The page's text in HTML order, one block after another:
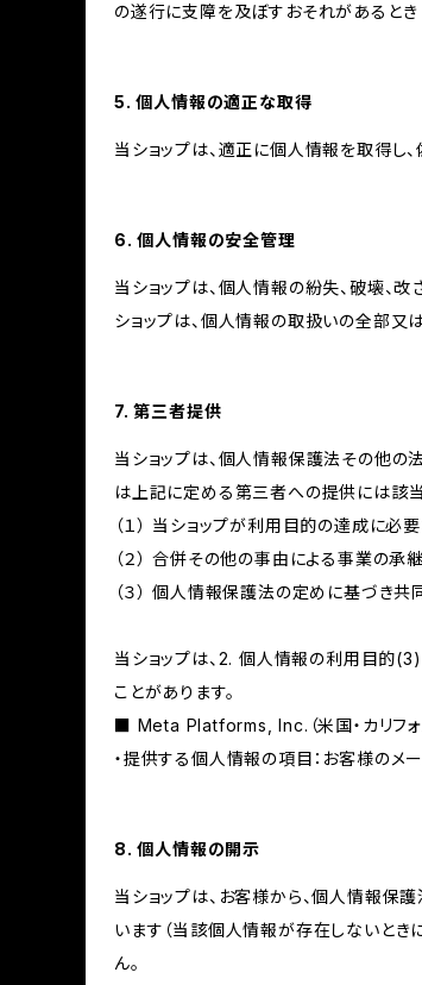
の遂行に支障を及ぼすおそれがあるとき
5. 個人情報の適正な取得
当ショップは、適正に個人情報を取得し
6. 個人情報の安全管理
当ショップは、個人情報の紛失、破壊、
ショップは、個人情報の取扱いの全部又
7. 第三者提供
当ショップは、個人情報保護法その他の
は上記に定める第三者への提供には該当
（１） 当ショップが利用目的の達成に
（２） 合併その他の事由による事業の
（３） 個人情報保護法の定めに基づき
当ショップは、2. 個人情報の利用目的
ことがあります。
■ Meta Platforms, Inc.（米国・カリフォ
・提供する個人情報の項目：お客様のメ
8. 個人情報の開示
当ショップは、お客様から、個人情報保
います（当該個人情報が存在しないとき
ん。